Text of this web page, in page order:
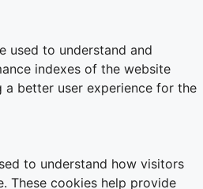
used to understand and
indexes of the website
a better user experience for the
to understand how visitors
These cookies help provide